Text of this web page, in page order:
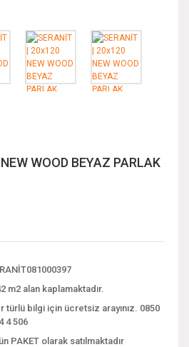
WOOD BEYAZ PARLAK
m2 alan kaplamaktadır.
türlü bilgi için ücretsiz arayınız. 0850
4 506
PAKET olarak satılmaktadır